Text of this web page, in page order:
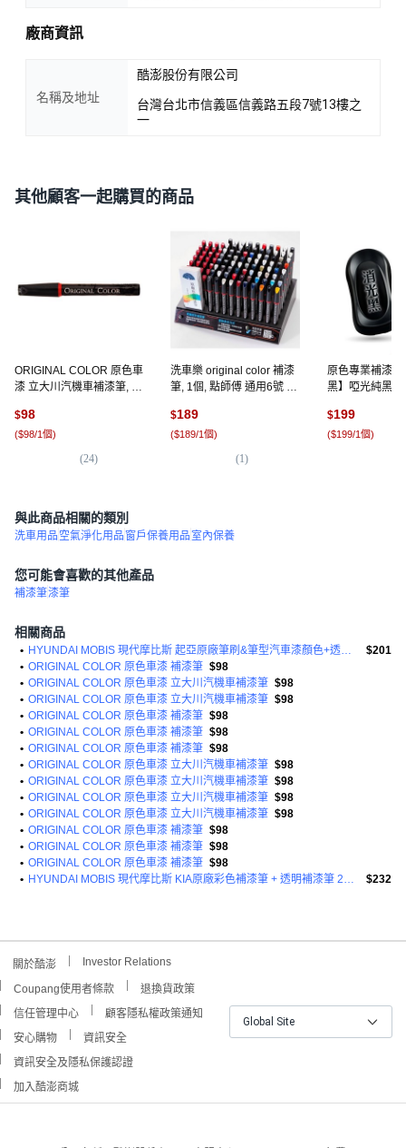
廠商資訊
名稱及地址
酷澎股份有限公司
台灣台北市信義區信義路五段7號13樓之
一
其他顧客一起購買的商品
ORIGINAL COLOR 原色車
漆 立大川汽機車補漆筆, 2,
$98
($98/1個)
(24)
洗車樂 original color 補漆
筆, 1個, 點師傅 通用6號 白
$189
($189/1個)
(1)
原色專業補漆筆
黑】啞光純黑
個
$199
($199/1個)
與此商品相關的類別
洗車用品 空氣淨化用品窗戶保養用品室內保養
您可能會喜歡的其他產品
補漆筆漆筆
相關商品
• HYUNDAI MOBIS 現代摩比斯 起亞原廠筆刷&筆型汽車漆顏色+透明套組
$201
• ORIGINAL COLOR 原色車漆 補漆筆 $98
• ORIGINAL COLOR 原色車漆 立大川汽機車補漆筆 $98
• ORIGINAL COLOR 原色車漆 立大川汽機車補漆筆 $98
• ORIGINAL COLOR 原色車漆 補漆筆 $98
• ORIGINAL COLOR 原色車漆 補漆筆 $98
• ORIGINAL COLOR 原色車漆 補漆筆 $98
• ORIGINAL COLOR 原色車漆 立大川汽機車補漆筆 $98
• ORIGINAL COLOR 原色車漆 立大川汽機車補漆筆 $98
• ORIGINAL COLOR 原色車漆 立大川汽機車補漆筆 $98
• ORIGINAL COLOR 原色車漆 立大川汽機車補漆筆 $98
• ORIGINAL COLOR 原色車漆 補漆筆 $98
• ORIGINAL COLOR 原色車漆 補漆筆 $98
• ORIGINAL COLOR 原色車漆 補漆筆 $98
•
HYUNDAI MOBIS 現代摩比斯 KIA原廠彩色補漆筆 + 透明補漆筆 2件組 $232
關於酷澎 Investor Relations
Coupang使用者條款
退換貨政策
信任管理中心
顧客隱私權政策通知
安心購物
資訊安全
資訊安全及隱私保護認證
加入酷澎商城
Global Site